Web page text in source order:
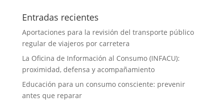
Entradas recientes
Aportaciones para la revisión del transporte público
regular de viajeros por carretera
La Oficina de Información al Consumo (INFACU):
proximidad, defensa y acompañamiento
Educación para un consumo consciente: prevenir
antes que reparar